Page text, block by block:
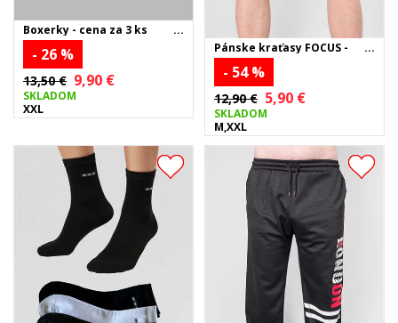
Boxerky - cena za 3 ks
- 26 %
13,50 € 9,90 €
SKLADOM
XXL
Pánske kraťasy FOCUS -
čierne
- 54 %
12,90 € 5,90 €
SKLADOM
M,XXL